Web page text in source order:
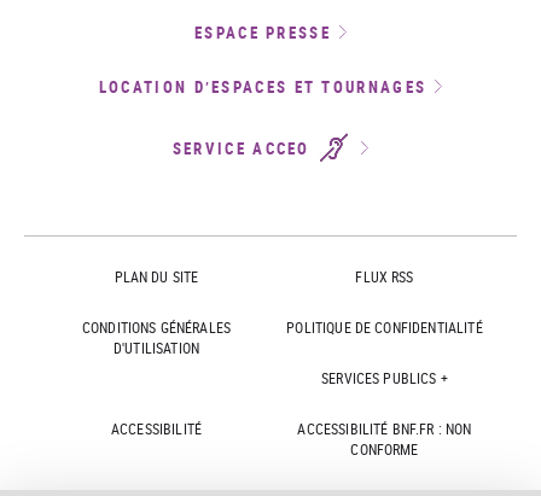
ESPACE PRESSE
LOCATION D’ESPACES ET TOURNAGES
SERVICE ACCEO
PLAN DU SITE FLUX RSS
CONDITIONS GÉNÉRALES
D'UTILISATION
POLITIQUE DE CONFIDENTIALITÉ
SERVICES PUBLICS +
ACCESSIBILITÉ
ACCESSIBILITÉ BNF.FR : NON
CONFORME